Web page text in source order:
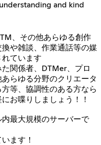
and kind
、その他あらゆる創作
や雑談、作業通話等の媒
ています
関係者、DTMer、プロ
らゆる分野のクリエータ
等、協調性のある方なら
お喋りしましょう！！
内最大規模のサーバーで
ます！